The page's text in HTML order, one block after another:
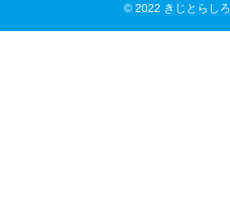
© 2022 きじとらしろ.